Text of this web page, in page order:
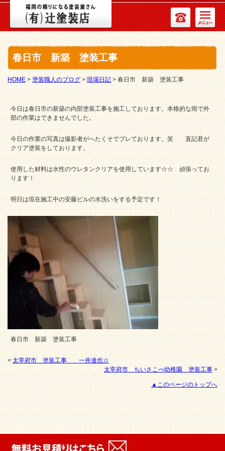
春日市 新築 塗装工事
HOME > 塗装職人のブログ > 現場日記 > 春日市 新築 塗装工事
今日は春日市の新築の内部塗装工事を施工しております。本格的な雨で外
部の作業はできませんでした。
今日の作業の写真は撮影者がへたくそでブレております。笑 直記君が
クリア塗装をしております。
使用した材料は水性のウレタンクリアを使用しています☆☆ 頑張ってお
ります！
明日は現在施工中の安藤ビルの水洗いをする予定です！
春日市 新築 塗装工事
< 太宰府市 塗装工事 一井達也☆
太宰府市 ちいさこべ幼稚園 塗装工事 >
▲このページのトップへ